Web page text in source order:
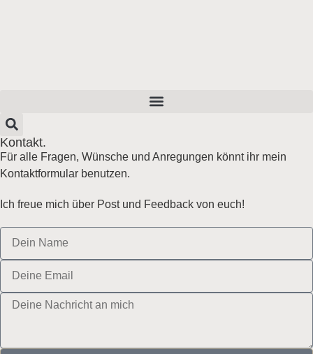
Kontakt.
Für alle Fragen, Wünsche und Anregungen könnt ihr mein
Kontaktformular benutzen.
Ich freue mich über Post und Feedback von euch!